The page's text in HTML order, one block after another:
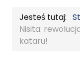
Jesteś tutaj:
Nisita:
kataru!